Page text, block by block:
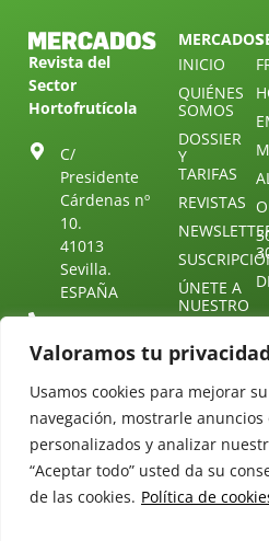
Valoramos tu privacidad
Usamos cookies para mejorar
navegación, mostrarle anuncios
personalizados y analizar
“Aceptar todo” usted da su
de las cookies. Política de
Revista del
Sector
Hortofrutícola
C/
Presidente
Cárdenas nº
10.
41013
Sevilla.
ESPAÑA
25 88 51
MERCADOS
INICIO
QUIÉNES
SOMOS
DOSSIER
Y
TARIFAS
REVISTAS
ÚNETE A
NUESTRO
TELEGRAM
CONTACTO